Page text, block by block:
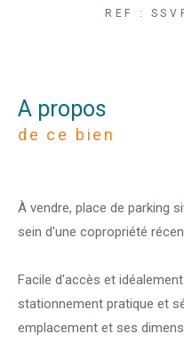
REF :
a propos
de ce bien
À vendre, place de parking
sein d'une copropriété
Facile d'accès et
stationnement pratique et
emplacement et ses